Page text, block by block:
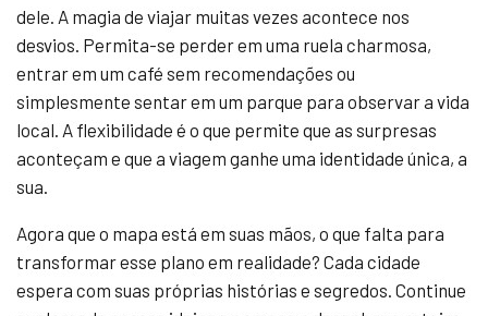
dele. A magia de viajar muitas vezes acontece nos
desvios. Permita-se perder em uma ruela charmosa,
entrar em um café sem recomendações ou
simplesmente sentar em um parque para observar a vida
local. A flexibilidade é o que permite que as surpresas
aconteçam e que a viagem ganhe uma identidade única, a
sua.
Agora que o mapa está em suas mãos, o que falta para
transformar esse plano em realidade? Cada cidade
espera com suas próprias histórias e segredos. Continue